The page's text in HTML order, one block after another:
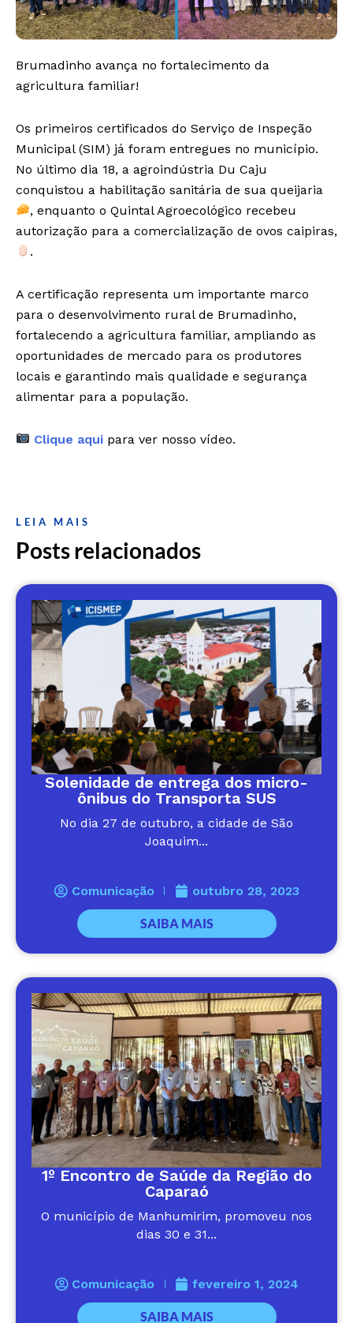
Brumadinho avança no fortalecimento da
agricultura familiar!
Os primeiros certificados do Serviço de Inspeção
Municipal (SIM) já foram entregues no município.
No último dia 18, a agroindústria Du Caju
conquistou a habilitação sanitária de sua queijaria
, enquanto o Quintal Agroecológico recebeu
autorização para a comercialização de ovos caipiras,
.
A certificação representa um importante marco
para o desenvolvimento rural de Brumadinho,
fortalecendo a agricultura familiar, ampliando as
oportunidades de mercado para os produtores
locais e garantindo mais qualidade e segurança
alimentar para a população.
Clique aqui para ver nosso vídeo.
LEIA MAIS
Posts relacionados
Solenidade de entrega dos micro-
ônibus do Transporta SUS
No dia 27 de outubro, a cidade de São
Joaquim...
Comunicação outubro 28, 2023
SAIBA MAIS
1º Encontro de Saúde da Região do
Caparaó
O município de Manhumirim, promoveu nos
dias 30 e 31...
Comunicação fevereiro 1, 2024
SAIBA MAIS